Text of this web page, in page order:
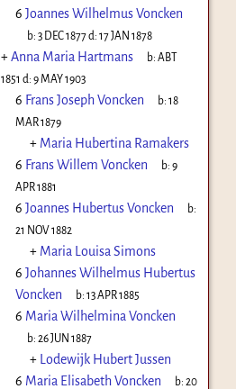
6 Joannes Wilhelmus Voncken
b:3 DEC 1877d:17 JAN 1878
+Anna Maria Hartmans b:ABT
1851 d: 9 MAY 1903
6 Frans Joseph Voncken b:18
MAR 1879
+ Maria Hubertina Ramakers
6 Frans Willem Voncken b:9
APR 1881
6 Joannes Hubertus Voncken
b:
21 NOV 1882
+ Maria Louisa Simons
6 Johannes Wilhelmus Hubertus
Voncken
b:13 APR 1885
6 Maria Wilhelmina Voncken
b:26 JUN 1887
+ Lodewijk Hubert Jussen
6 Maria Elisabeth Voncken b:20